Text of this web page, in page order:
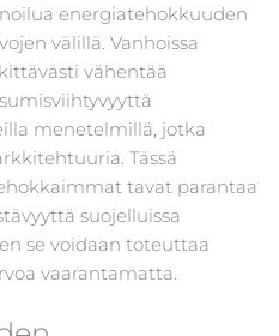
energiatehokkuuden
välillä. Vanhoissa
vähentää
menetelmillä, jotka
Tässä
tavat parantaa
suojelluissa
se voidaan toteuttaa
vaarantamatta.